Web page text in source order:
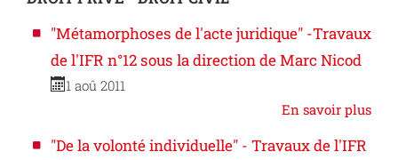
"Métamorphoses de l'acte juridique" -Travaux
de l'IFR n°12 sous la direction de Marc Nicod
1 aoû 2011
En savoir plus
"De la volonté individuelle" - Travaux de l'IFR